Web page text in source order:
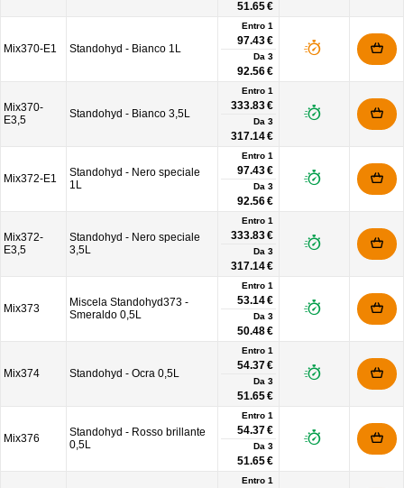
51.65 €
Mix370-E1 Standohyd - Bianco 1L
Entro 1
97.43 €
Da 3
92.56 €
Mix370-
E3,5
Standohyd - Bianco 3,5L
Entro 1
333.83 €
Da 3
317.14 €
Mix372-E1
Standohyd - Nero speciale
1L
Entro 1
97.43 €
Da 3
92.56 €
Mix372-
E3,5
Standohyd - Nero speciale
3,5L
Entro 1
333.83 €
Da 3
317.14 €
Mix373
Miscela Standohyd373 -
Smeraldo 0,5L
Entro 1
53.14 €
Da 3
50.48 €
Mix374 Standohyd - Ocra 0,5L
Entro 1
54.37 €
Da 3
51.65 €
Mix376
Standohyd - Rosso brillante
0,5L
Entro 1
54.37 €
Da 3
51.65 €
Entro 1